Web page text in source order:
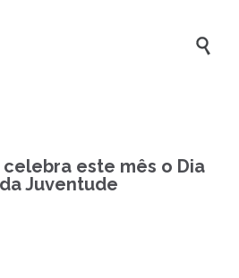

este mês o Dia
Juventude